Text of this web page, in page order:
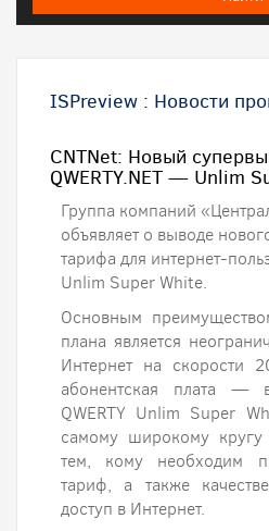
ISPreview : Новости
CNTNet: Новый
QWERTY.NET — Unlim
Группа компаний
объявляет о выводе
тарифа для интернет-
Unlim Super White.
Основным
плана является
Интернет на скорости
абонентская плата —
QWERTY Unlim Super
самому широкому кругу
тем, кому необходим
тариф, а также
доступ в Интернет.